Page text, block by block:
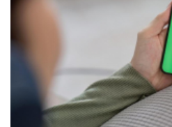
制，全面強化客戶財產守護，協助民
做出正確判斷。